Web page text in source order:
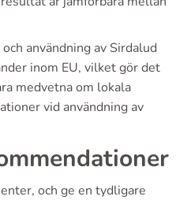
användning av Sirdalud
inom EU, vilket gör det
medvetna om lokala
vid användning av
och ge en tydligare